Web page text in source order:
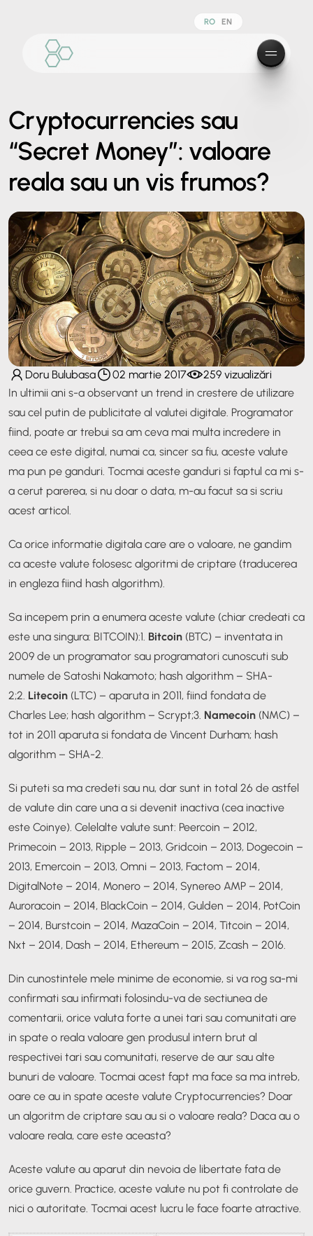
RO EN
Cryptocurrencies sau
“Secret Money”: valoare
reala sau un vis frumos?
Doru Bulubasa 02 martie 2017
259 vizualizări
In ultimii ani s-a observant un trend in crestere de utilizare
sau cel putin de publicitate al valutei digitale. Programator
fiind, poate ar trebui sa am ceva mai multa incredere in
ceea ce este digital, numai ca, sincer sa fiu, aceste valute
ma pun pe ganduri. Tocmai aceste ganduri si faptul ca mi s-
a cerut parerea, si nu doar o data, m-au facut sa si scriu
acest articol.
Ca orice informatie digitala care are o valoare, ne gandim
ca aceste valute folosesc algoritmi de criptare (traducerea
in engleza fiind hash algorithm).
Sa incepem prin a enumera aceste valute (chiar credeati ca
este una singura: BITCOIN):1. Bitcoin (BTC) – inventata in
2009 de un programator sau programatori cunoscuti sub
numele de Satoshi Nakamoto; hash algorithm – SHA-
2;2. Litecoin (LTC) – aparuta in 2011, fiind fondata de
Charles Lee; hash algorithm – Scrypt;3. Namecoin (NMC) –
tot in 2011 aparuta si fondata de Vincent Durham; hash
algorithm – SHA-2.
Si puteti sa ma credeti sau nu, dar sunt in total 26 de astfel
de valute din care una a si devenit inactiva (cea inactive
este Coinye). Celelalte valute sunt: Peercoin – 2012,
Primecoin – 2013, Ripple – 2013, Gridcoin – 2013, Dogecoin –
2013, Emercoin – 2013, Omni – 2013, Factom – 2014,
DigitalNote – 2014, Monero – 2014, Synereo AMP – 2014,
Auroracoin – 2014, BlackCoin – 2014, Gulden – 2014, PotCoin
– 2014, Burstcoin – 2014, MazaCoin – 2014, Titcoin – 2014,
Nxt – 2014, Dash – 2014, Ethereum – 2015, Zcash – 2016.
Din cunostintele mele minime de economie, si va rog sa-mi
confirmati sau infirmati folosindu-va de sectiunea de
comentarii, orice valuta forte a unei tari sau comunitati are
in spate o reala valoare gen produsul intern brut al
respectivei tari sau comunitati, reserve de aur sau alte
bunuri de valoare. Tocmai acest fapt ma face sa ma intreb,
oare ce au in spate aceste valute Cryptocurrencies? Doar
un algoritm de criptare sau au si o valoare reala? Daca au o
valoare reala, care este aceasta?
Aceste valute au aparut din nevoia de libertate fata de
orice guvern. Practice, aceste valute nu pot fi controlate de
nici o autoritate. Tocmai acest lucru le face foarte atractive.